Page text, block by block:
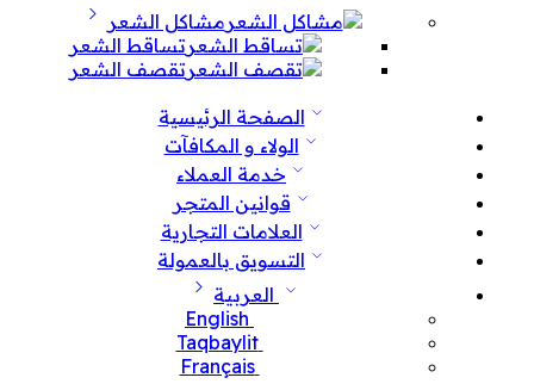
مشاكل الشعر
تساقط الشعر
تقصف الشعر
الصفحة الرئيسية
الولاء و المكافآت
خدمة العملاء
قوانين المتجر
العلامات التجارية
التسويق بالعمولة
العربية
English
Taqbaylit
Français